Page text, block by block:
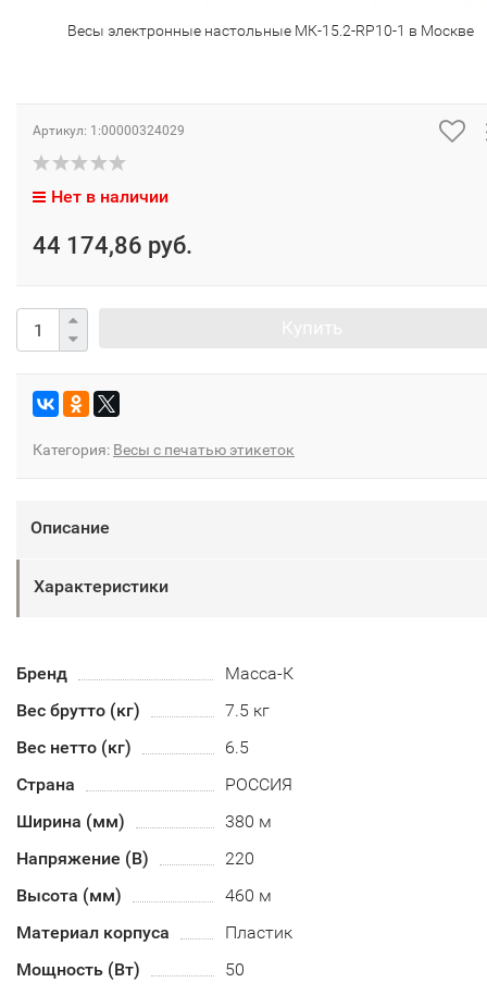
Весы электронные настольные MК-15.2-RP10-1 в Москве
Артикул: 1:00000324029
Нет в наличии
44 174,86 руб.
Категория: Весы с печатью этикеток
Описание
Характеристики
Бренд
Масса-К
Вес брутто (кг)
7.5 кг
Вес нетто (кг)
6.5
Страна
РОССИЯ
Ширина (мм)
380 м
Напряжение (В)
220
Высота (мм)
460 м
Материал корпуса
Пластик
Мощность (Вт)
50